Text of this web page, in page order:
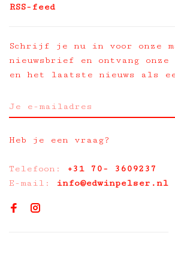
RSS-feed
Schrijf je nu in voor onze
nieuwsbrief en ontvang onze
en het laatste nieuws als
Heb je een vraag?
Telefoon: +31 70- 3609237
E-mail:
info@edwinpelser.nl